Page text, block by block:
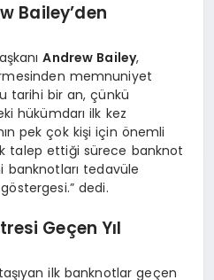
Bailey’den
Andrew Bailey,
memnuniyet
tarihi bir an, çünkü
hükümdarı ilk kez
pek çok kişi için önemli
talep ettiği sürece banknot
banknotları tedavüle
dedi.
Geçen Yıl
ilk banknotlar geçen